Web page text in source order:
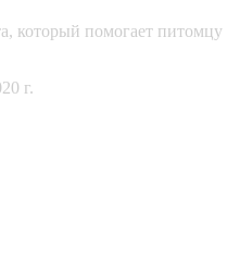
который помогает питомцу
г.